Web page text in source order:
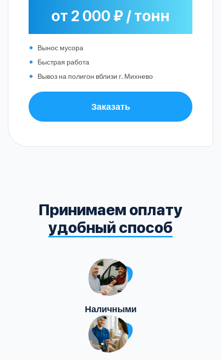
от 2 000 ₽ / тонн
Вынос мусора
Быстрая работа
Вывоз на полигон вблизи г. Михнево
Заказать
Принимаем оплату
удобный способ
Наличными